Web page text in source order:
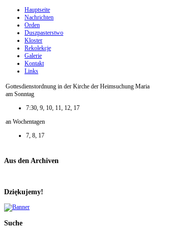
Hauptseite
Nachrichten
Orden
Duszpasterstwo
Kloster
Rekolekcje
Galerie
Kontakt
Links
Gottesdienstordnung in der Kirche der Heimsuchung Maria
am Sonntag
7:30, 9, 10, 11, 12, 17
an Wochentagen
7, 8, 17
Aus den Archiven
Dziękujemy!
Suche